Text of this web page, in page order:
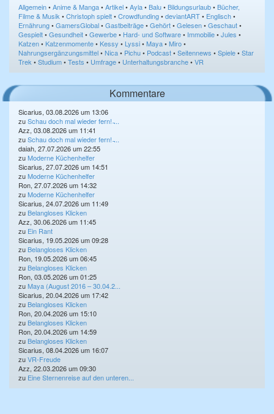
Allgemein•Anime & Manga•Artikel•Ayla•Balu•Bildungsurlaub•Bücher,
Filme & Musik •Christoph spielt•Crowdfunding•deviantART• Englisch•
Ernährung•GamersGlobal•Gastbeiträge•Gehört•Gelesen•Geschaut•
Gespielt•Gesundheit•Gewerbe• Hard- und Software• Immobilie•Jules •
Katzen•Katzenmomente•Kessy • Lyssi•Maya•Miro•
Nahrungsergänzungsmittel•Nica• Pichu• Podcast•Seitennews •Spiele•Star
Trek •Studium•Tests • Umfrage• Unterhaltungsbranche•VR
Kommentare
Sicarius, 03.08.2026 um 13:06
zuSchau doch mal wieder fern! ̵...
Azz, 03.08.2026 um 11:41
zuSchau doch mal wieder fern! ̵...
daiah, 27.07.2026 um 22:55
zuModerne Küchenhelfer
Sicarius, 27.07.2026 um 14:51
zuModerne Küchenhelfer
Ron, 27.07.2026 um 14:32
zuModerne Küchenhelfer
Sicarius, 24.07.2026 um 11:49
zu Belangloses Klicken
Azz, 30.06.2026 um 11:45
zu Ein Rant
Sicarius, 19.05.2026 um 09:28
zu Belangloses Klicken
Ron, 19.05.2026 um 06:45
zu Belangloses Klicken
Ron, 03.05.2026 um 01:25
zuMaya (August 2016 – 30.04.2...
Sicarius, 20.04.2026 um 17:42
zu Belangloses Klicken
Ron, 20.04.2026 um 15:10
zu Belangloses Klicken
Ron, 20.04.2026 um 14:59
zu Belangloses Klicken
Sicarius, 08.04.2026 um 16:07
zuVR-Freude
Azz, 22.03.2026 um 09:30
zu Eine Sternenreise auf den unteren...